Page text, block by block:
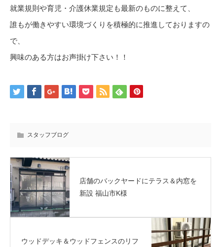
就業規則や育児・介護休業規定も最新のものに整えて、
誰もが働きやすい環境づくりを積極的に推進しておりますの
で、
興味のある方はお声掛け下さい！！
スタッフブログ
店舗のバックヤードにテラス＆内窓を
新設 福山市K様
ウッドデッキ＆ウッドフェンスのリフ